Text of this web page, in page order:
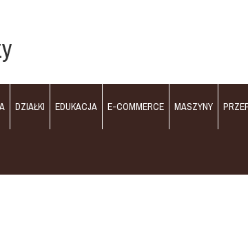
DZIAŁKI EDUKACJA E-COMMERCE MASZYNY